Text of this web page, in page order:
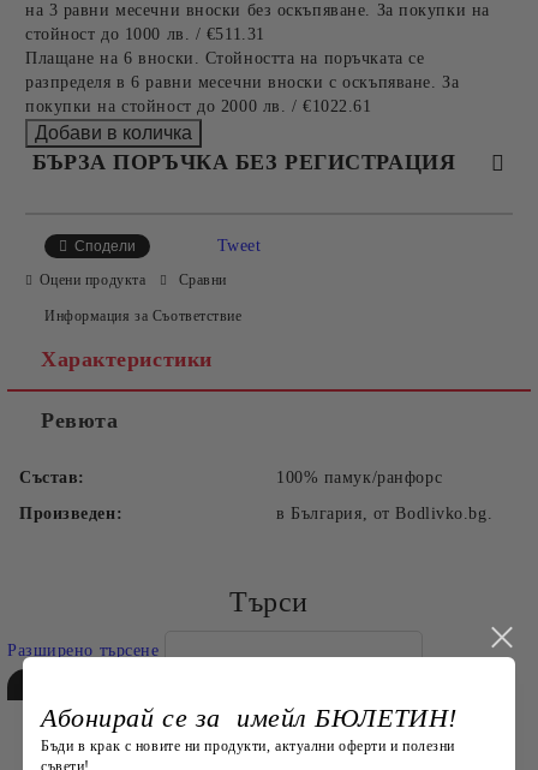
на 3 равни месечни вноски без оскъпяване. За покупки на
стойност до 1000 лв. / €511.31
Плащане на 6 вноски. Стойността на поръчката се
разпределя в 6 равни месечни вноски с оскъпяване. За
покупки на стойност до 2000 лв. / €1022.61
БЪРЗА ПОРЪЧКА БЕЗ РЕГИСТРАЦИЯ
Ние ще се свържем с вас в рамките на работния ден.
Сподели Tweet
Оцени продукта Сравни
Информация за Съответствие
Характеристики
Ревюта
Състав:
100% памук/ранфорс
Произведен:
в България, от Bodlivko.bg.
Търси
Разширено търсене
Абонирай се за имейл БЮЛЕТИН!
Бъди в крак с новите ни продукти, актуални оферти и полезни
съвети!